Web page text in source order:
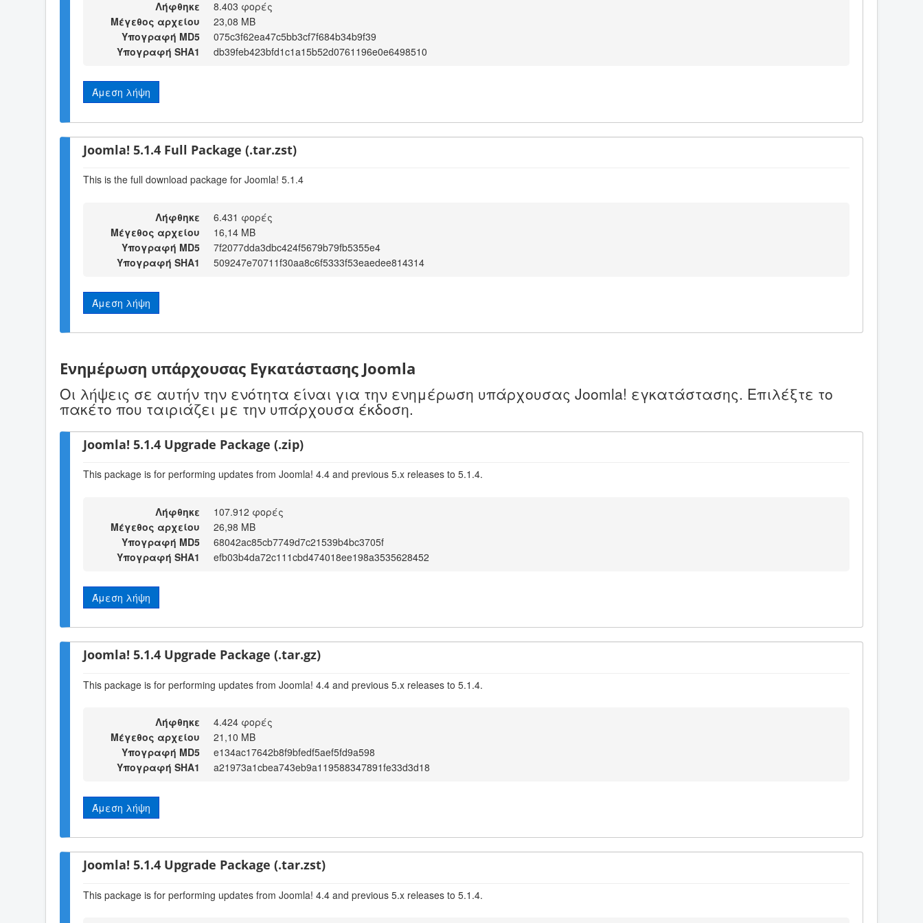
Λήφθηκε
8.403 φορές
Μέγεθος αρχείου
23,08 MB
Υπογραφή MD5
075c3f62ea47c5bb3cf7f684b34b9f39
Υπογραφή SHA1
db39feb423bfd1c1a15b52d0761196e0e6498510
Άμεση λήψη
Joomla! 5.1.4 Full Package (.tar.zst)
This is the full download package for Joomla! 5.1.4
Λήφθηκε
6.431 φορές
Μέγεθος αρχείου
16,14 MB
Υπογραφή MD5
7f2077dda3dbc424f5679b79fb5355e4
Υπογραφή SHA1
509247e70711f30aa8c6f5333f53eaedee814314
Άμεση λήψη
Ενημέρωση υπάρχουσας Εγκατάστασης Joomla
Οι λήψεις σε αυτήν την ενότητα είναι για την ενημέρωση υπάρχουσας Joomla! εγκατάστασης. Επιλέξτε το
πακέτο που ταιριάζει με την υπάρχουσα έκδοση.
Joomla! 5.1.4 Upgrade Package (.zip)
This package is for performing updates from Joomla! 4.4 and previous 5.x releases to 5.1.4.
Λήφθηκε
107.912 φορές
Μέγεθος αρχείου
26,98 MB
Υπογραφή MD5
68042ac85cb7749d7c21539b4bc3705f
Υπογραφή SHA1
efb03b4da72c111cbd474018ee198a3535628452
Άμεση λήψη
Joomla! 5.1.4 Upgrade Package (.tar.gz)
This package is for performing updates from Joomla! 4.4 and previous 5.x releases to 5.1.4.
Λήφθηκε
4.424 φορές
Μέγεθος αρχείου
21,10 MB
Υπογραφή MD5
e134ac17642b8f9bfedf5aef5fd9a598
Υπογραφή SHA1
a21973a1cbea743eb9a119588347891fe33d3d18
Άμεση λήψη
Joomla! 5.1.4 Upgrade Package (.tar.zst)
This package is for performing updates from Joomla! 4.4 and previous 5.x releases to 5.1.4.